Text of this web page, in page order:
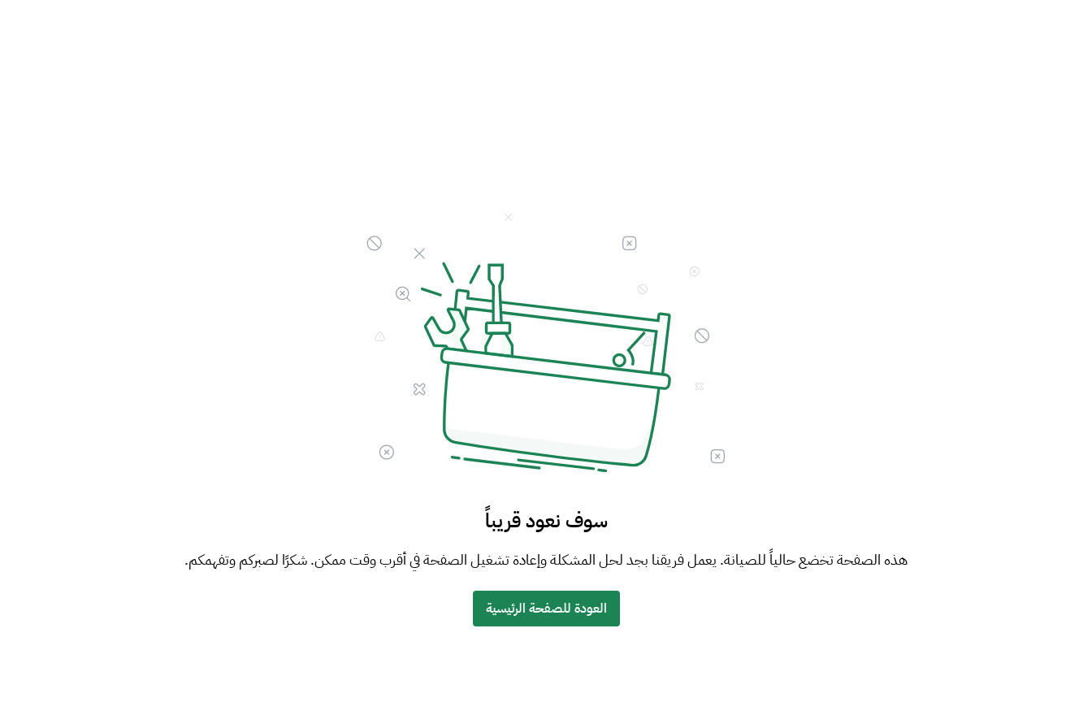
سوف نعود قريباً
هذه الصفحة تخضع حالياً للصيانة. يعمل فريقنا بجد لحل المشكلة وإعادة تشغيل الصفحة في أقرب وقت ممكن. شكرًا لصبركم وتفهمكم.
العودة للصفحة الرئيسية